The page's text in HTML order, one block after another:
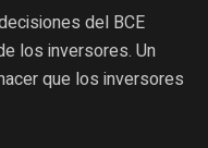
del BCE
los inversores. Un
que los inversores